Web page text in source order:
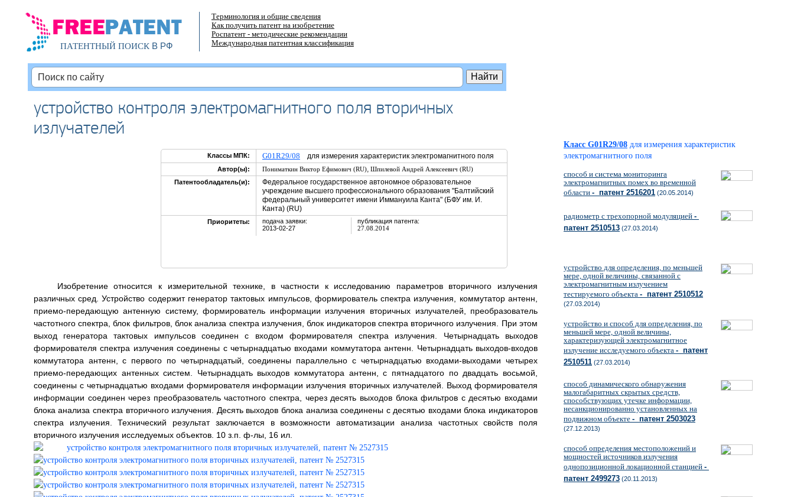
ПАТЕНТНЫЙ ПОИСКВ РФ
Терминология и общие сведения
Как получить патент на изобретение
Роспатент - методические рекомендации
Международная патентная классификация
устройство контроля электромагнитного поля вторичных
излучателей
Классы МПК: G01R29/08 для измерения характеристик электромагнитного поля
Автор(ы): Пониматкин Виктор Ефимович (RU), Шпилевой Андрей Алексеевич (RU)
Патентообладатель(и):
Федеральное государственное автономное образовательное
учреждение высшего профессионального образования "Балтийский
федеральный университет имени Иммануила Канта" (БФУ им. И.
Канта) (RU)
Приоритеты:
подача заявки:
2013-02-27
публикация патента:
27.08.2014
Изобретение относится к измерительной технике, в частности к исследованию параметров вторичного излучения
различных сред. Устройство содержит генератор тактовых импульсов, формирователь спектра излучения, коммутатор антенн,
приемо-передающую антенную систему, формирователь информации излучения вторичных излучателей, преобразователь
частотного спектра, блок фильтров, блок анализа спектра излучения, блок индикаторов спектра вторичного излучения. При этом
выход генератора тактовых импульсов соединен с входом формирователя спектра излучения. Четырнадцать выходов
формирователя спектра излучения соединены с четырнадцатью входами коммутатора антенн. Четырнадцать выходов-входов
коммутатора антенн, с первого по четырнадцатый, соединены параллельно с четырнадцатью входами-выходами четырех
приемо-передающих антенных систем. Четырнадцать выходов коммутатора антенн, с пятнадцатого по двадцать восьмой,
соединены с четырнадцатью входами формирователя информации излучения вторичных излучателей. Выход формирователя
информации соединен через преобразователь частотного спектра, через десять выходов блока фильтров с десятью входами
блока анализа спектра вторичного излучения. Десять выходов блока анализа соединены с десятью входами блока индикаторов
спектра излучения. Технический результат заключается в возможности автоматизации анализа частотных свойств поля
вторичного излучения исследуемых объектов. 10 з.п. ф-лы, 16 ил.
Класс G01R29/08 для измерения характеристик
электромагнитного поля
способ и система мониторинга
электромагнитных помех во временной
области - патент 2516201 (20.05.2014)
радиометр с трехопорной модуляцией -
патент 2510513 (27.03.2014)
устройство для определения, по меньшей
мере, одной величины, связанной с
электромагнитным излучением
тестируемого объекта - патент 2510512
(27.03.2014)
устройство и способ для определения, по
меньшей мере, одной величины,
характеризующей электромагнитное
излучение исследуемого объекта - патент
2510511 (27.03.2014)
способ динамического обнаружения
малогабаритных скрытых средств,
способствующих утечке информации,
несанкционированно установленных на
подвижном объекте - патент 2503023
(27.12.2013)
способ определения местоположений и
мощностей источников излучения
однопозиционной локационной станцией -
патент 2499273 (20.11.2013)